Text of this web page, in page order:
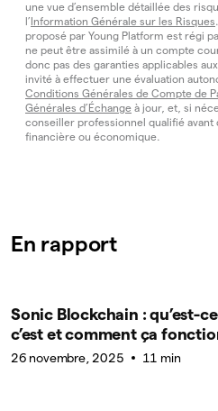
une vue d’ensemble détaillée des
l’ Information Générale sur les Risques
proposé par Young Platform est régi
ne peut être assimilé à un compte
donc pas des garanties applicables
invité à effectuer une évaluation
Conditions Générales de Compte de
Générales d’Échange à jour, et, si
conseiller professionnel qualifié
financière ou économique.
En rapport
Sonic Blockchain : qu’est-
c’est et comment ça
26 novembre, 2025 11 min